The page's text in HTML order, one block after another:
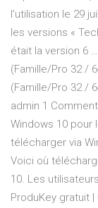
l’utilisation le 29
les versions «
était la version 6
(Famille/Pro 32 /
(Famille/Pro 32 /
admin 1
Windows 10 pour
télécharger via
Voici où
10. Les
ProduKey gratuit